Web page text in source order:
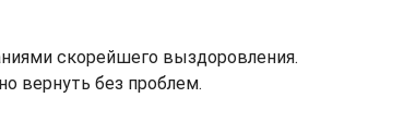
скорейшего выздоровления.
вернуть без проблем.